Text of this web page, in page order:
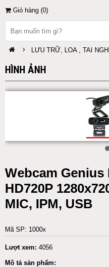
Giỏ hàng (0)
LƯU TRỮ, LOA , TAI
HÌNH ẢNH
Webcam Genius
HD720P
MIC, IPM, USB
Mã SP: 1000x
Lượt xem: 4056
Mô tả sản phẩm: